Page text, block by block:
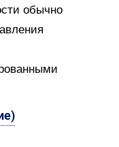
обычно